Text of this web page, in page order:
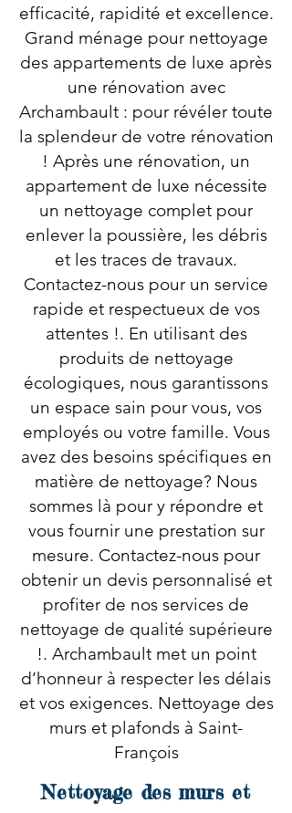
efficacité, rapidité et excellence.
Grand ménage pour nettoyage
des appartements de luxe après
une rénovation avec
Archambault : pour révéler toute
la splendeur de votre rénovation
! Après une rénovation, un
appartement de luxe nécessite
un nettoyage complet pour
enlever la poussière, les débris
et les traces de travaux.
Contactez-nous pour un service
rapide et respectueux de vos
attentes !. En utilisant des
produits de nettoyage
écologiques, nous garantissons
un espace sain pour vous, vos
employés ou votre famille. Vous
avez des besoins spécifiques en
matière de nettoyage? Nous
sommes là pour y répondre et
vous fournir une prestation sur
mesure. Contactez-nous pour
obtenir un devis personnalisé et
profiter de nos services de
nettoyage de qualité supérieure
!. Archambault met un point
d’honneur à respecter les délais
et vos exigences. Nettoyage des
murs et plafonds à Saint-
François
Nettoyage des murs et